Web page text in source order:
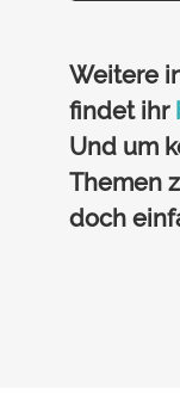
Weitere
findet ihr
Und um
Themen
doch